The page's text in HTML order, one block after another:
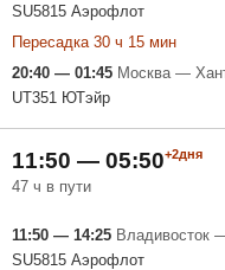
SU5815 Аэрофлот
Пересадка 30 ч 15 мин
20:40 — 01:45 Москва —
UT351 ЮТэйр
11:50 — 05:50+2дня
47 ч в пути
11:50 — 14:25 Владивосток
SU5815 Аэрофлот